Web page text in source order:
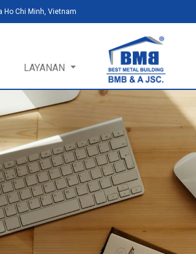
Ho Chi Minh, Vietnam
LAYANAN